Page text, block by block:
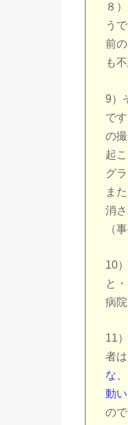
８
う
前
も
9）
で
の
起
グ
ま
消
（
10
と
病
11
者は
な
動
の